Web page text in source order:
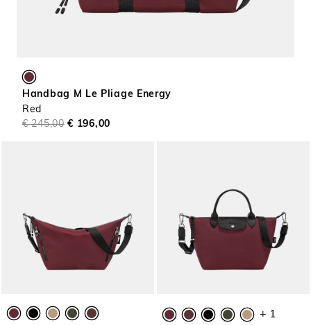
Handbag M Le Pliage Energy
Red
€ 245,00 € 196,00
+ 1